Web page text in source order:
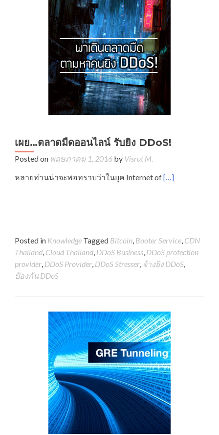
เผย…ตลาดมืดออนไลน์ รับยิง DDoS!
Posted on พฤษภาคม 1, 2016 by Visrut M.
หลายท่านน่าจะพอทราบว่าในยุค Internet of[…]
Posted in Knowledge Tagged Bitcoin, Booter Service, CDN
Thailand, Cloud Thailand, DDoS Business, DDoS protection
provider, DDoS Provider, DDoS Stresser, จ้างยิง DDoS,
ป้องกัน DDoS